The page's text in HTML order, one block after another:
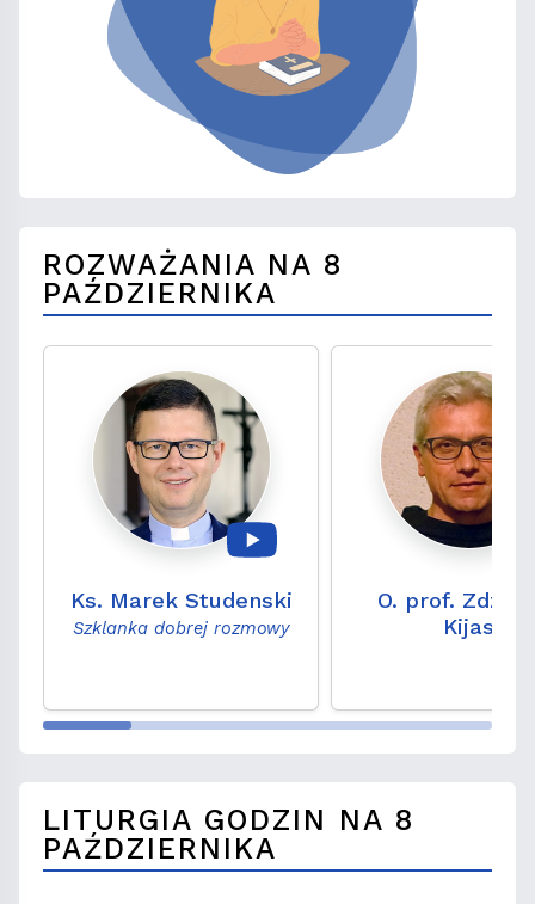
ROZWAŻANIA NA 8
PAŹDZIERNIKA
Ks. Marek Studenski
Szklanka dobrej rozmowy
O. prof.
Kijas
LITURGIA GODZIN NA 8
PAŹDZIERNIKA